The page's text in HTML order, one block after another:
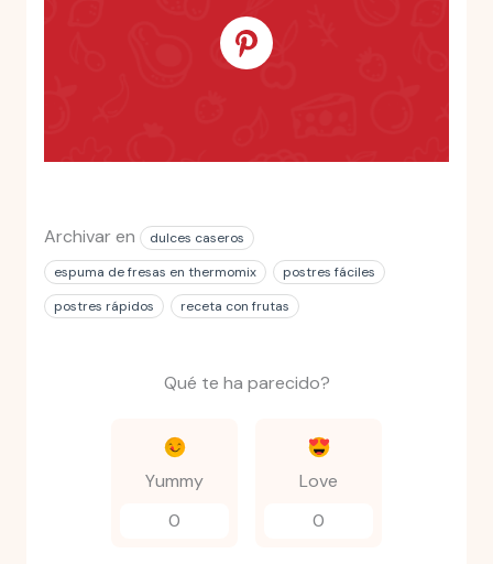
Archivar en
dulces caseros
espuma de fresas en thermomix
postres fáciles
postres rápidos
receta con frutas
Qué te ha parecido?
Yummy
0
Love
0